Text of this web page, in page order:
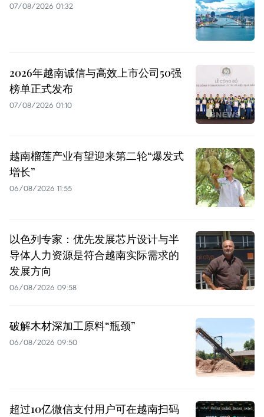
07/08/2026 01:32
2026年越南诚信与高效上市公司50强
榜单正式发布
07/08/2026 01:10
越南榴莲产业有望迎来第二轮“爆发式
增长”
06/08/2026 11:55
以色列专家：优先发展芯片设计与半
导体人力资源是符合越南实际需求的
发展方向
06/08/2026 09:58
破解木材深加工原料“瓶颈”
06/08/2026 09:50
超过10亿微信支付用户可在越南扫码